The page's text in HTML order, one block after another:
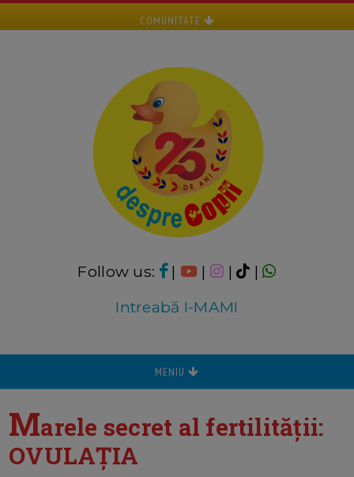
COMUNITATE
Follow us: | | |
|
Intreabă I-MAMI
MENIU
Marele secret al fertilității:
OVULAȚIA